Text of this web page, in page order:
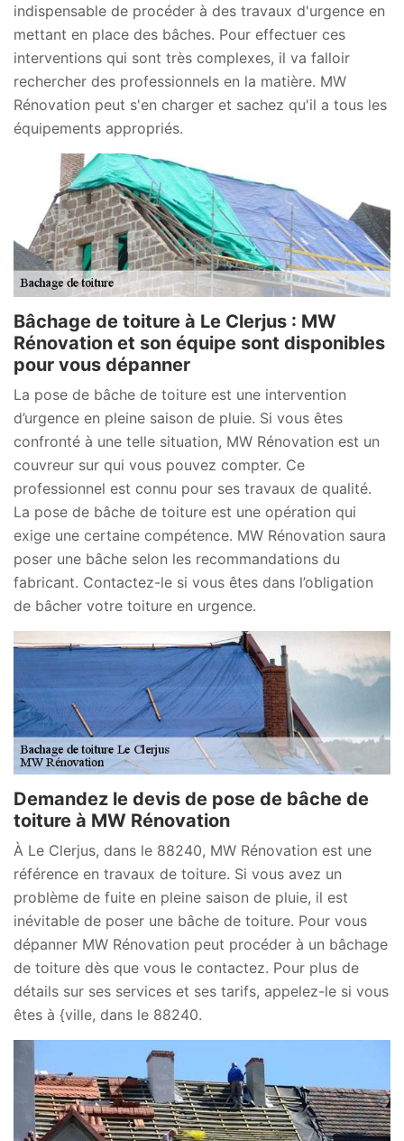
indispensable de procéder à des travaux d'urgence en
mettant en place des bâches. Pour effectuer ces
interventions qui sont très complexes, il va falloir
rechercher des professionnels en la matière. MW
Rénovation peut s'en charger et sachez qu'il a tous les
équipements appropriés.
Bâchage de toiture à Le Clerjus : MW
Rénovation et son équipe sont disponibles
pour vous dépanner
La pose de bâche de toiture est une intervention
d’urgence en pleine saison de pluie. Si vous êtes
confronté à une telle situation, MW Rénovation est un
couvreur sur qui vous pouvez compter. Ce
professionnel est connu pour ses travaux de qualité.
La pose de bâche de toiture est une opération qui
exige une certaine compétence. MW Rénovation saura
poser une bâche selon les recommandations du
fabricant. Contactez-le si vous êtes dans l’obligation
de bâcher votre toiture en urgence.
Demandez le devis de pose de bâche de
toiture à MW Rénovation
À Le Clerjus, dans le 88240, MW Rénovation est une
référence en travaux de toiture. Si vous avez un
problème de fuite en pleine saison de pluie, il est
inévitable de poser une bâche de toiture. Pour vous
dépanner MW Rénovation peut procéder à un bâchage
de toiture dès que vous le contactez. Pour plus de
détails sur ses services et ses tarifs, appelez-le si vous
êtes à {ville, dans le 88240.